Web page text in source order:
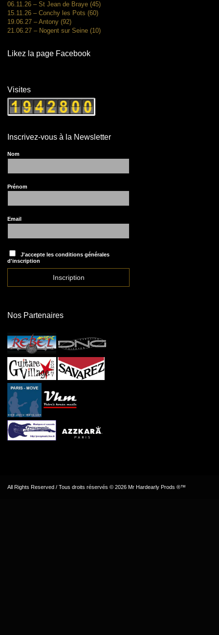
06.11.26 – St Jean de Braye (45)
15.11.26 – Conchy les Pots (60)
19.06.27 – Antony (92)
21.06.27 – Nogent sur Seine (10)
Likez la page Facebook
Visites
Inscrivez-vous à la Newsletter
Nom
Prénom
Email
J'accepte les conditions générales
d'inscription
Nos Partenaires
All Rights Reserved / Tous droits réservés © 2026 Mr Hardearly Prods ®™